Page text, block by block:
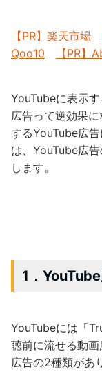
【PR】楽天市場
Qoo10
【PR】
YouTubeに表示
広告って逆効果
するYouTube広
は、YouTube広
します。
1．
YouTubeには「
聴前に流せる動
広告の2種類があ